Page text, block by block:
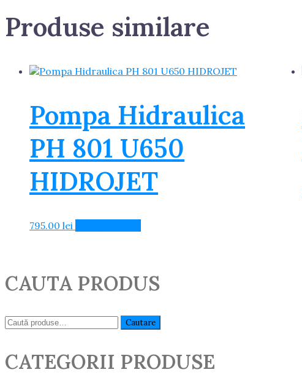
Produse similare
Pompa Hidraulica
PH 801 U650
HIDROJET
795.00 lei
CAUTA PRODUS
Caută: Cautare
CATEGORII PRODUSE